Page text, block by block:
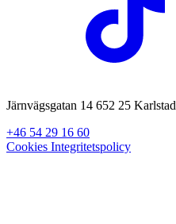
Järnvägsgatan 14 652 25 Karlstad
+46 54 29 16 60
Cookies Integritetspolicy